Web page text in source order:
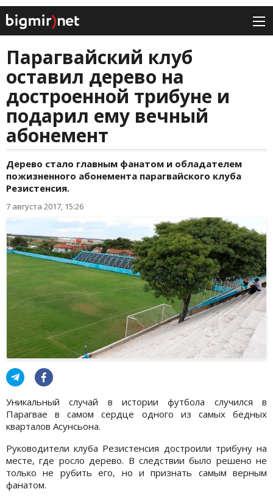
Парагвайский клуб
оставил дерево на
достроенной трибуне и
подарил ему вечный
абонемент
Дерево стало главным фанатом и обладателем
пожизненного абонемента парагвайского клуба
Резистенсия.
7 августа 2017, 15:26
Уникальный случай в истории футбола случился в
Парагвае в самом сердце одного из самых бедных
кварталов Асунсьона.
Руководители клуба Резистенсия достроили трибуну на
месте, где росло дерево. В следствии было решено не
только не рубить его, но и признать самым верным
фанатом.